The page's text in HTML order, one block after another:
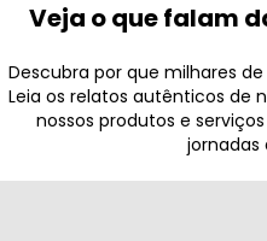
Veja o que falam
Descubra por que milhares
Leia os relatos autênticos de
nossos produtos e
jornadas